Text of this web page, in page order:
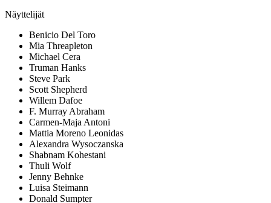
Näyttelijät
Benicio Del Toro
Mia Threapleton
Michael Cera
Truman Hanks
Steve Park
Scott Shepherd
Willem Dafoe
F. Murray Abraham
Carmen-Maja Antoni
Mattia Moreno Leonidas
Alexandra Wysoczanska
Shabnam Kohestani
Thuli Wolf
Jenny Behnke
Luisa Steimann
Donald Sumpter